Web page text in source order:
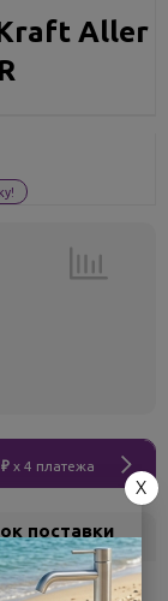
Aller
x 4 платежа
поставки
дней
X